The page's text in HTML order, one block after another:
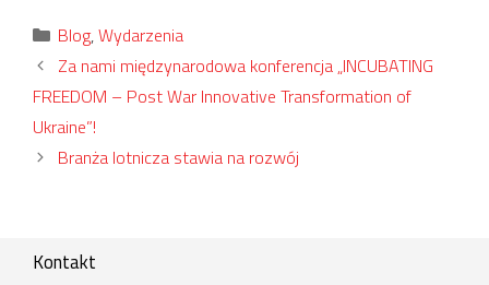
Kategorie
Blog,Wydarzenia
Za nami międzynarodowa konferencja „INCUBATING
FREEDOM – Post War Innovative Transformation of
Ukraine”!
Branża lotnicza stawia na rozwój
Kontakt